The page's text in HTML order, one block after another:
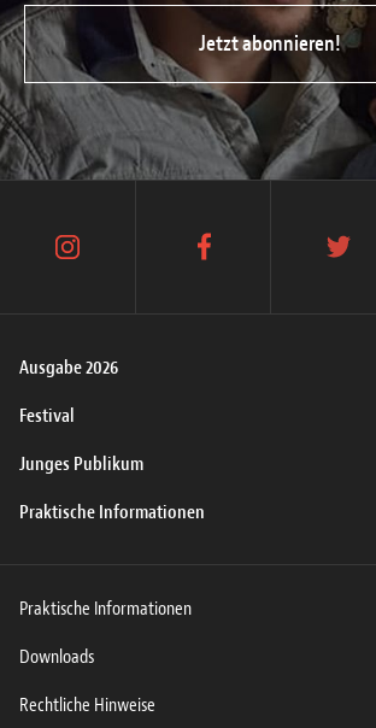
Jetzt abonnieren!
Ausgabe 2026
Festival
Junges Publikum
Praktische Informationen
instagram facebook twitter
Praktische Informationen
Downloads
Rechtliche Hinweise